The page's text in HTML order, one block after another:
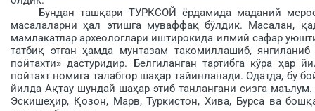
Бундан ташқари ТУРКСОЙ ёрдамида маданий мерос
масалаларни ҳал этишга муваффақ бўлдик. Масалан,
мамлакатлар археологлари иштирокида илмий сафар
татбиқ этган ҳамда мунтазам такомиллашиб,
пойтахти» дастуридир. Белгиланган тартибга кўра ҳар
пойтахт номига талабгор шаҳар тайинланади. Одатда, бу
йилда Ақтау шундай шаҳар этиб танлангани сизга
Эскише­ҳир, Қозон, Марв, Туркистон, Хива, Бурса ва